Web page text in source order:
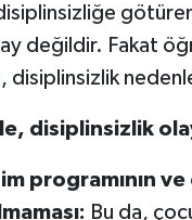
değildir. Fakat
disiplinsizlik
disiplinsizlik
programının
Bu da,